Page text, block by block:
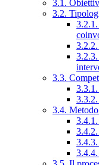
3.1.
3.2.
3.3.
3.4.